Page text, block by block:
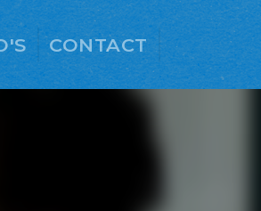
CONTACT